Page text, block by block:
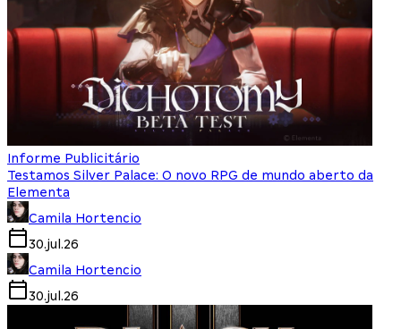
Informe Publicitário
Testamos Silver Palace: O novo RPG de mundo aberto da
Elementa
Camila Hortencio
30.jul.26
Camila Hortencio
30.jul.26